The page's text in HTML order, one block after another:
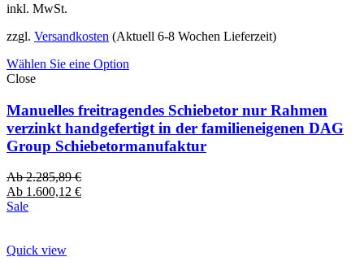
inkl. MwSt.
zzgl. Versandkosten (Aktuell 6-8 Wochen Lieferzeit)
Wählen Sie eine Option
Close
Manuelles freitragendes Schiebetor nur Rahmen
verzinkt handgefertigt in der familieneigenen DAG
Group Schiebetormanufaktur
Ab2.285,89€
Ab 1.600,12 €
Sale
Quick view